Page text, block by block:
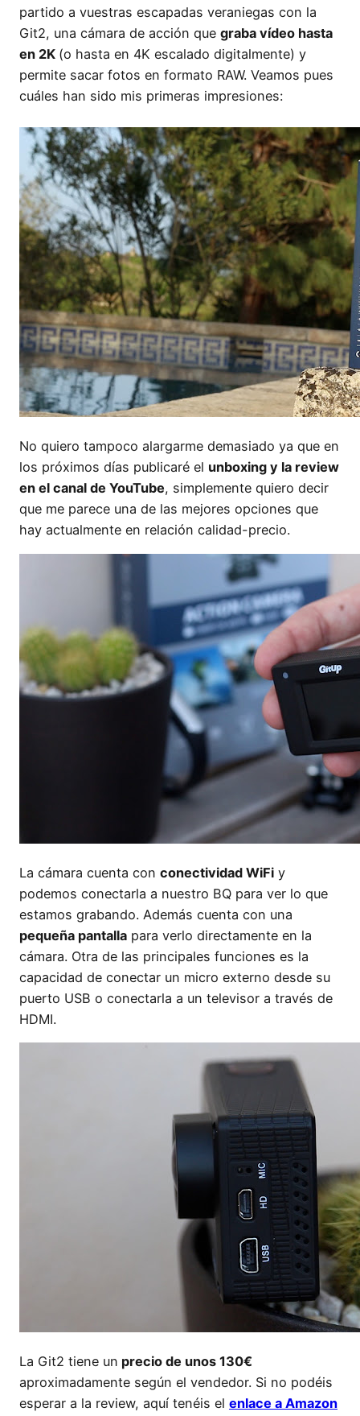
partido a vuestras escapadas veraniegas con la
Git2, una cámara de acción que graba vídeo hasta
en 2K (o hasta en 4K escalado digitalmente) y
permite sacar fotos en formato RAW. Veamos pues
cuáles han sido mis primeras impresiones:
No quiero tampoco alargarme demasiado ya que en
los próximos días publicaré el unboxing y la review
en el canal de YouTube, simplemente quiero decir
que me parece una de las mejores opciones que
hay actualmente en relación calidad-precio.
La cámara cuenta con conectividad WiFi y
podemos conectarla a nuestro BQ para ver lo que
estamos grabando. Además cuenta con una
pequeña pantalla para verlo directamente en la
cámara. Otra de las principales funciones es la
capacidad de conectar un micro externo desde su
puerto USB o conectarla a un televisor a través de
HDMI.
La Git2 tiene un precio de unos 130€
aproximadamente según el vendedor. Si no podéis
esperar a la review, aquí tenéis el enlace a Amazon